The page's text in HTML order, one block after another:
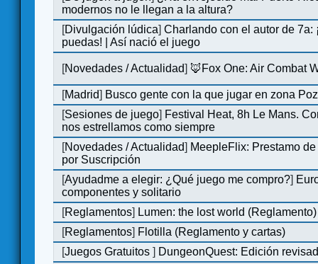
modernos no le llegan a la altura?
[Divulgación lúdica]Charlando con el autor de 7a:
puedas! | Así nació el juego
[Novedades / Actualidad] 🦊Fox One: Air Combat
[Madrid] Busco gente con la que jugar en zona
[Sesiones de juego] Festival Heat, 8h Le Mans.
nos estrellamos como siempre
[Novedades / Actualidad] MeepleFlix: Prestamo
por Suscripción
[Ayudadme a elegir: ¿Qué juego me compro?]
componentes y solitario
[Reglamentos] Lumen: the lost world (Reglamento)
[Reglamentos] Flotilla (Reglamento y cartas)
[Juegos Gratuitos] DungeonQuest: Edición